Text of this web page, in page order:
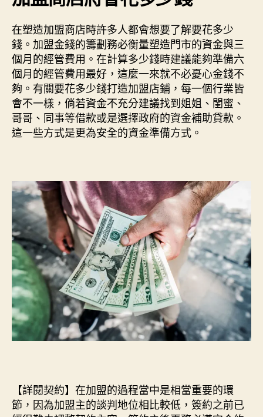
在塑造加盟商店時許多人都會想要了解要花多少
錢。加盟金錢的籌劃務必衡量塑造門市的資金與三
個月的經管費用。在計算多少錢時建議能夠準備六
個月的經管費用最好，這麼一來就不必憂心金錢不
夠。有關要花多少錢打造加盟店鋪，每一個行業皆
會不一樣，倘若資金不充分建議找到姐姐、閨蜜、
哥哥、同事等借款或是選擇政府的資金補助貸款。
這一些方式是更為安全的資金準備方式。
【詳閱契約】在加盟的過程當中是相當重要的環
節，因為加盟主的談判地位相比較低，簽約之前已